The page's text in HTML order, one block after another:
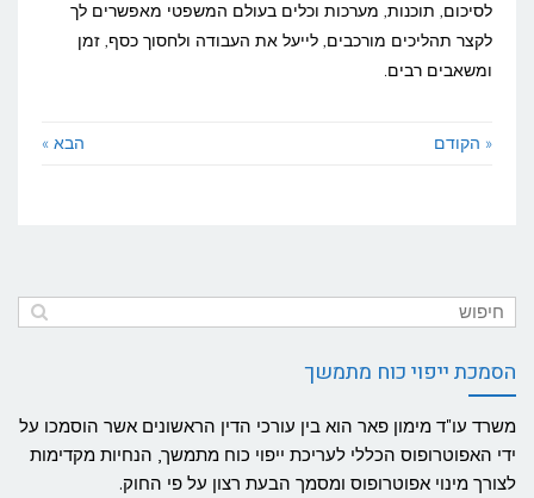
לסיכום, תוכנות, מערכות וכלים בעולם המשפטי מאפשרים לך
לקצר תהליכים מורכבים, לייעל את העבודה ולחסוך כסף, זמן
ומשאבים רבים.
« הקודם הבא »
הסמכת ייפוי כוח מתמשך
משרד עו"ד מימון פאר הוא בין עורכי הדין הראשונים אשר הוסמכו על
ידי האפוטרופוס הכללי לעריכת ייפוי כוח מתמשך, הנחיות מקדימות
לצורך מינוי אפוטרופוס ומסמך הבעת רצון על פי החוק.